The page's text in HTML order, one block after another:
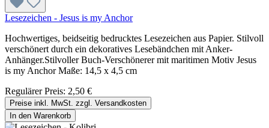
Lesezeichen - Jesus is my Anchor
Hochwertiges, beidseitig bedrucktes Lesezeichen aus Papier. Stilvoll
verschönert durch ein dekoratives Lesebändchen mit Anker-
Anhänger.Stilvoller Buch-Verschönerer mit maritimen Motiv Jesus
is my Anchor Maße: 14,5 x 4,5 cm
Regulärer Preis: 2,50 €
Preise inkl. MwSt. zzgl. Versandkosten
In den Warenkorb